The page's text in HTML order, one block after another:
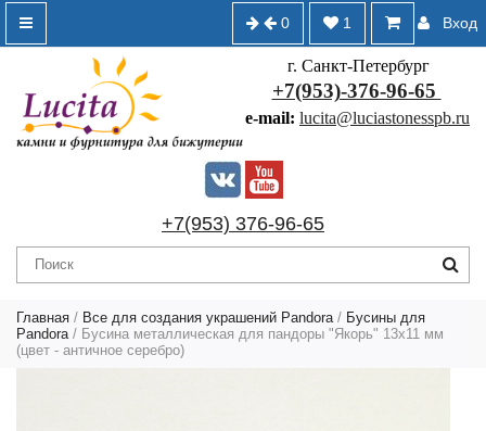
Вход
1
0
г. Санкт-Петербург
+7(953)-376-96-65
e-mail: lucita@luciastonesspb.ru
+7(953) 376-96-65
Главная / Все для создания украшений Pandora / Бусины для
Pandora / Бусина металлическая для пандоры "Якорь" 13х11 мм
(цвет - античное серебро)